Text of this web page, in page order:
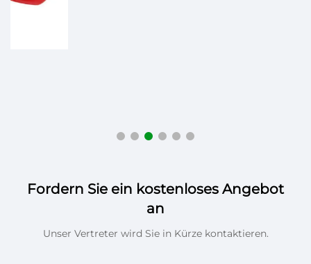
Fordern Sie ein kostenloses Angebot
an
Unser Vertreter wird Sie in Kürze kontaktieren.